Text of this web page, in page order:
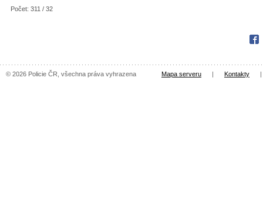
Počet: 311 / 32
© 2026 Policie ČR, všechna práva vyhrazena Mapa serveru | Kontakty |